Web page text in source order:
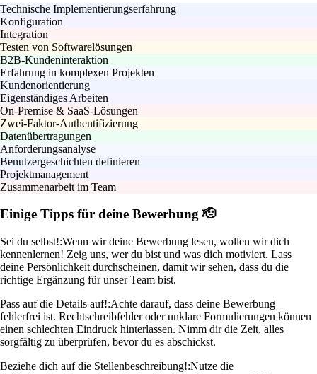
Technische Implementierungserfahrung
Konfiguration
Integration
Testen von Softwarelösungen
B2B-Kundeninteraktion
Erfahrung in komplexen Projekten
Kundenorientierung
Eigenständiges Arbeiten
On-Premise & SaaS-Lösungen
Zwei-Faktor-Authentifizierung
Datenübertragungen
Anforderungsanalyse
Benutzergeschichten definieren
Projektmanagement
Zusammenarbeit im Team
Einige Tipps für deine Bewerbung 🫡
Sei du selbst!:Wenn wir deine Bewerbung lesen, wollen wir dich
kennenlernen! Zeig uns, wer du bist und was dich motiviert. Lass
deine Persönlichkeit durchscheinen, damit wir sehen, dass du die
richtige Ergänzung für unser Team bist.
Pass auf die Details auf!:Achte darauf, dass deine Bewerbung
fehlerfrei ist. Rechtschreibfehler oder unklare Formulierungen können
einen schlechten Eindruck hinterlassen. Nimm dir die Zeit, alles
sorgfältig zu überprüfen, bevor du es abschickst.
Beziehe dich auf die Stellenbeschreibung!:Nutze die